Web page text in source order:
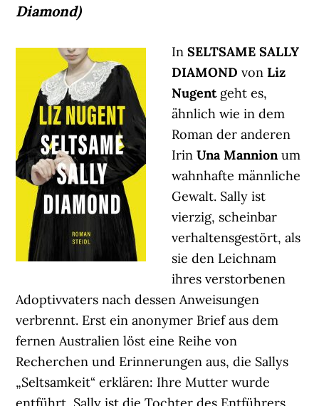
Diamond)
InSELTSAME SALLY
DIAMONDvonLiz
Nugentgeht es,
ähnlich wie in dem
Roman der anderen
IrinUna Mannionum
wahnhafte männliche
Gewalt. Sally ist
vierzig, scheinbar
verhaltensgestört, als
sie den Leichnam
ihres verstorbenen
Adoptivvaters nach dessen Anweisungen
verbrennt. Erst ein anonymer Brief aus dem
fernen Australien löst eine Reihe von
Recherchen und Erinnerungen aus, die Sallys
„Seltsamkeit“ erklären: Ihre Mutter wurde